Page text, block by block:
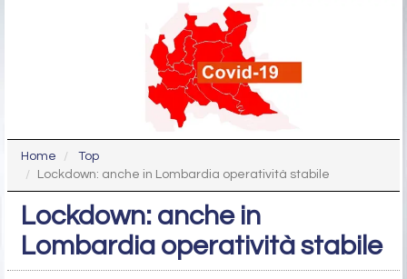
Home
Top
Lockdown: anche in Lombardia operatività stabile
Lockdown: anche in
Lombardia operatività stabile